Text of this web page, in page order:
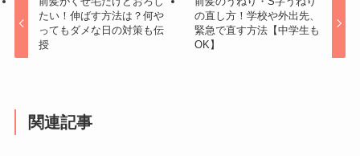
たい！伸ばす方法は？何や
ってもダメな日の対策も伝
授
の直し方！学校や外出先、
緊急で直す方法【中学生も
OK】
関連記事